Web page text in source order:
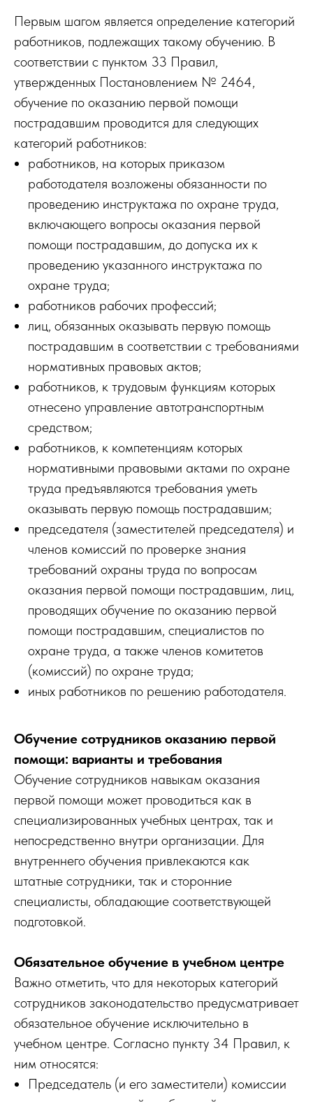
Первым шагом является определение категорий
работников, подлежащих такому обучению. В
соответствии с пунктом 33 Правил,
утвержденных Постановлением № 2464,
обучение по оказанию первой помощи
пострадавшим проводится для следующих
категорий работников:
работников, на которых приказом
работодателя возложены обязанности по
проведению инструктажа по охране труда,
включающего вопросы оказания первой
помощи пострадавшим, до допуска их к
проведению указанного инструктажа по
охране труда;
работников рабочих профессий;
лиц, обязанных оказывать первую помощь
пострадавшим в соответствии с требованиями
нормативных правовых актов;
работников, к трудовым функциям которых
отнесено управление автотранспортным
средством;
работников, к компетенциям которых
нормативными правовыми актами по охране
труда предъявляются требования уметь
оказывать первую помощь пострадавшим;
председателя (заместителей председателя) и
членов комиссий по проверке знания
требований охраны труда по вопросам
оказания первой помощи пострадавшим, лиц,
проводящих обучение по оказанию первой
помощи пострадавшим, специалистов по
охране труда, а также членов комитетов
(комиссий) по охране труда;
иных работников по решению работодателя.
Обучение сотрудников оказанию первой
помощи: варианты и требования
Обучение сотрудников навыкам оказания
первой помощи может проводиться как в
специализированных учебных центрах, так и
непосредственно внутри организации. Для
внутреннего обучения привлекаются как
штатные сотрудники, так и сторонние
специалисты, обладающие соответствующей
подготовкой.
Обязательное обучение в учебном центре
Важно отметить, что для некоторых категорий
сотрудников законодательство предусматривает
обязательное обучение исключительно в
учебном центре. Согласно пункту 34 Правил, к
ним относятся:
Председатель (и его заместители) комиссии